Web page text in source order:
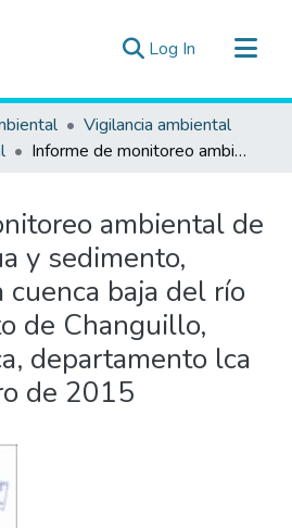
Log In (current)
Vigilancia ambiental
Informe de monitoreo ambiental de calidad de agua y sedimento, realizado en la cuenca baja del río Grande, distrito de Changuillo, provincia Nazca, departamento lca durante febrero de 2015
ambiental de
y sedimento,
cuenca baja del río
de Changuillo,
departamento lca
de 2015